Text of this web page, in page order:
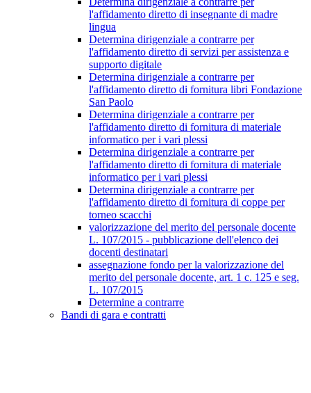
l'affidamento diretto di insegnante di madre
lingua
Determina dirigenziale a contrarre per
l'affidamento diretto di servizi per assistenza e
supporto digitale
Determina dirigenziale a contrarre per
l'affidamento diretto di fornitura libri Fondazione
San Paolo
Determina dirigenziale a contrarre per
l'affidamento diretto di fornitura di materiale
informatico per i vari plessi
Determina dirigenziale a contrarre per
l'affidamento diretto di fornitura di materiale
informatico per i vari plessi
Determina dirigenziale a contrarre per
l'affidamento diretto di fornitura di coppe per
torneo scacchi
valorizzazione del merito del personale docente
L. 107/2015 - pubblicazione dell'elenco dei
docenti destinatari
assegnazione fondo per la valorizzazione del
merito del personale docente, art. 1 c. 125 e seg.
L. 107/2015
Determine a contrarre
Bandi di gara e contratti